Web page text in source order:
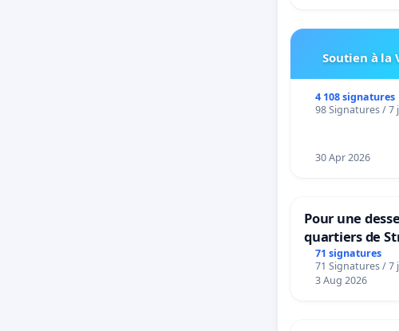
Soutien à la
4 108 signatures
98 Signatures / 7
30 Apr 2026
Pour une
quartiers de
Beauval - Voor
bediening van
Strombeek en
71 signatures
71 Signatures / 7
3 Aug 2026